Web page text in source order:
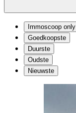
Immoscoop only
Goedkoopste
Duurste
Oudste
Nieuwste